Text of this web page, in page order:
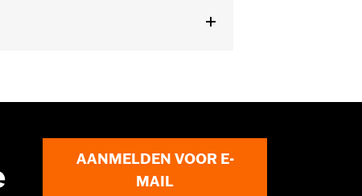
met eendelige achterplaat, top-
AANMELDEN VOOR E-
MAIL